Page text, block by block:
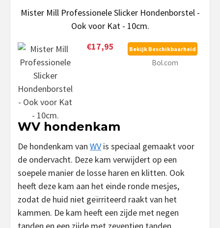
Mister Mill Professionele Slicker Hondenborstel -
Ook voor Kat - 10cm.
€17,95
Bekijk Beschikbaarheid
Bol.com
WV hondenkam
De hondenkam van WVis speciaal gemaakt voor
de ondervacht. Deze kam verwijdert op een
soepele manier de losse haren en klitten. Ook
heeft deze kam aan het einde ronde mesjes,
zodat de huid niet geïrriteerd raakt van het
kammen. De kam heeft een zijde met negen
tanden en een zijde met zeventien tanden.